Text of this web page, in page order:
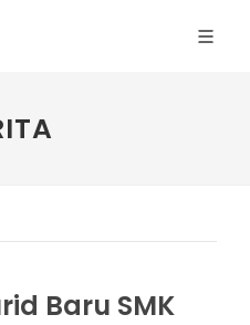
Baru SMK